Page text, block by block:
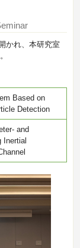
かれ、本研究室
Based on
Detection
and
Inertial